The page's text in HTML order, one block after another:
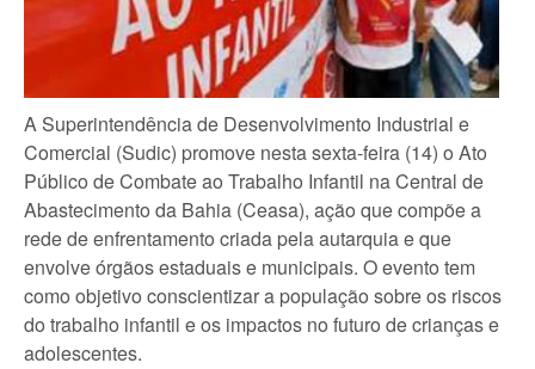
A Superintendência de Desenvolvimento Industrial e
Comercial (Sudic) promove nesta sexta-feira (14) o Ato
Público de Combate ao Trabalho Infantil na Central de
Abastecimento da Bahia (Ceasa), ação que compõe a
rede de enfrentamento criada pela autarquia e que
envolve órgãos estaduais e municipais. O evento tem
como objetivo conscientizar a população sobre os riscos
do trabalho infantil e os impactos no futuro de crianças e
adolescentes.